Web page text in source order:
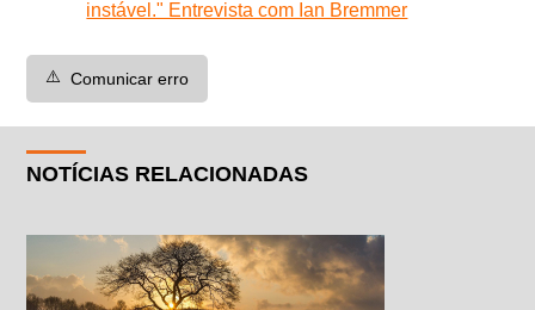
instável." Entrevista com Ian Bremmer
⚠️ Comunicar erro
NOTÍCIAS RELACIONADAS